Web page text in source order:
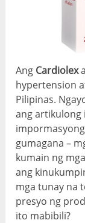
Ang Cardiolex
hypertension
Pilipinas.
ang artikulong
gumagana –
kumain ng
ang
mga tunay na
presyo ng
ito mabibili?